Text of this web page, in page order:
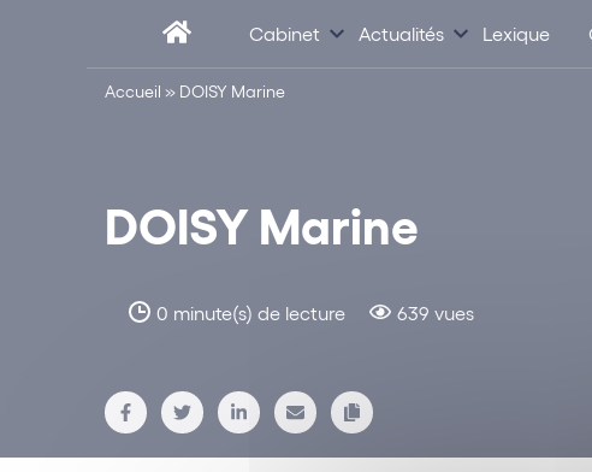
Cabinet Actualités Lexique
Accueil » DOISY Marine
DOISY Marine
0 minute(s) de lecture 639 vues